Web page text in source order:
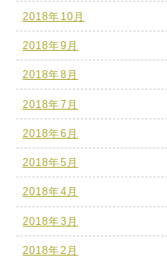
2018年10月
2018年9月
2018年8月
2018年7月
2018年6月
2018年5月
2018年4月
2018年3月
2018年2月